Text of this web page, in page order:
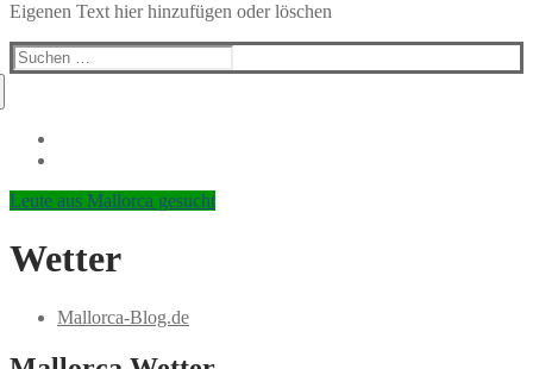
Eigenen Text hier hinzufügen oder löschen
Suchen
nach:
Leute aus Mallorca gesucht
Wetter
Mallorca-Blog.de